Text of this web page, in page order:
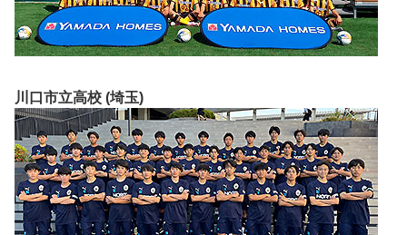
川口市立高校 (埼玉)